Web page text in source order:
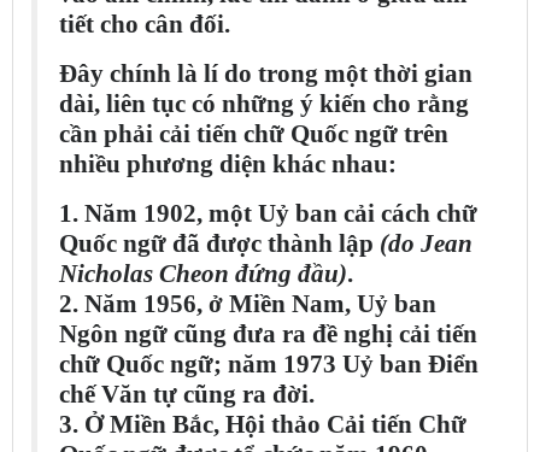
tiết cho cân đối.
Đây chính là lí do trong một thời gian
dài, liên tục có những ý kiến cho rằng
cần phải cải tiến chữ Quốc ngữ trên
nhiều phương diện khác nhau:
1. Năm 1902, một Uỷ ban cải cách chữ
Quốc ngữ đã được thành lập (do Jean
Nicholas Cheon đứng đầu).
2. Năm 1956, ở Miền Nam, Uỷ ban
Ngôn ngữ cũng đưa ra đề nghị cải tiến
chữ Quốc ngữ; năm 1973 Uỷ ban Điển
chế Văn tự cũng ra đời.
3. Ở Miền Bắc, Hội thảo Cải tiến Chữ